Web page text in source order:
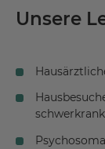
Unsere